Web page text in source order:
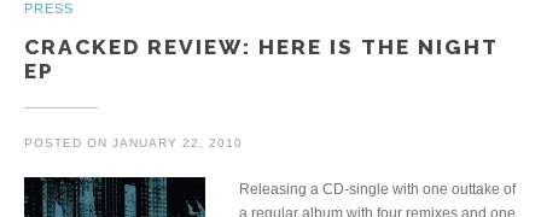
PRESS
CRACKED REVIEW: HERE IS THE NIGHT
EP
POSTED ON JANUARY 22, 2010
Releasing a CD-single with one outtake of